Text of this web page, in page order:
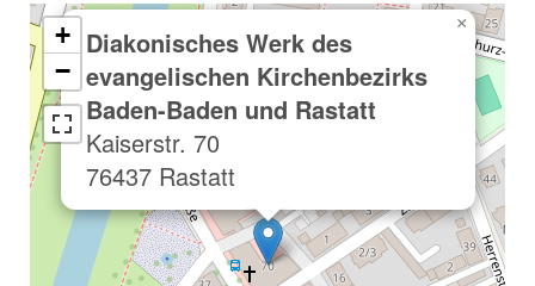
Diakonisches Werk des
evangelischen Kirchenbezirks
Baden-Baden und Rastatt
Kaiserstr. 70
76437 Rastatt
×
+
−